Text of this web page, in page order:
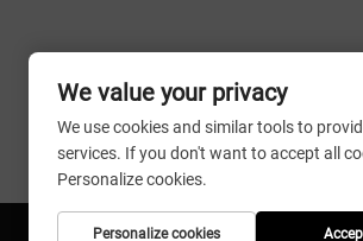
We value your privacy
We use cookies and similar tools to
services. If you don't want to accept all
Personalize cookies.
Personalize cookies